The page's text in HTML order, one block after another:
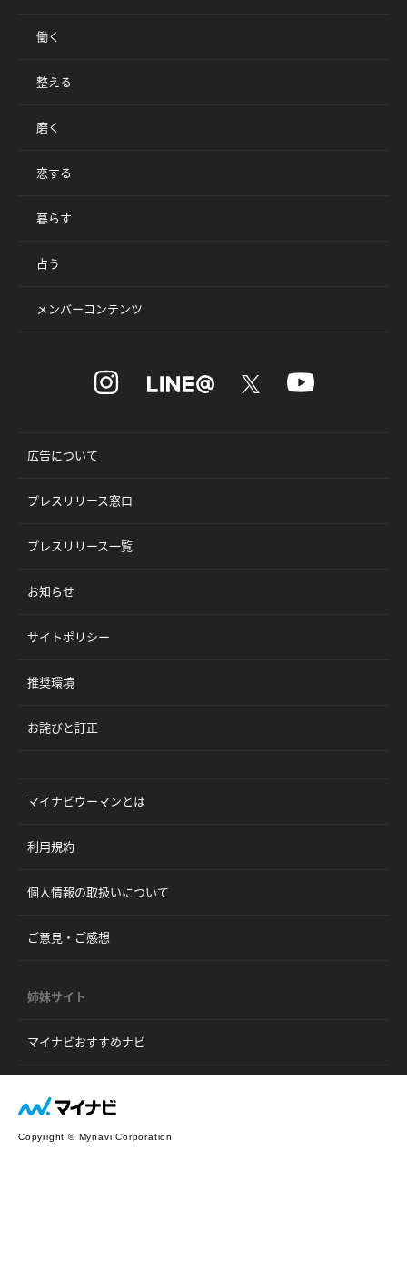
働く
整える
磨く
恋する
暮らす
占う
メンバーコンテンツ
広告について
プレスリリース窓口
プレスリリース一覧
お知らせ
サイトポリシー
推奨環境
お詫びと訂正
マイナビウーマンとは
利用規約
個人情報の取扱いについて
ご意見・ご感想
姉妹サイト
マイナビおすすめナビ
Copyright © Mynavi Corporation